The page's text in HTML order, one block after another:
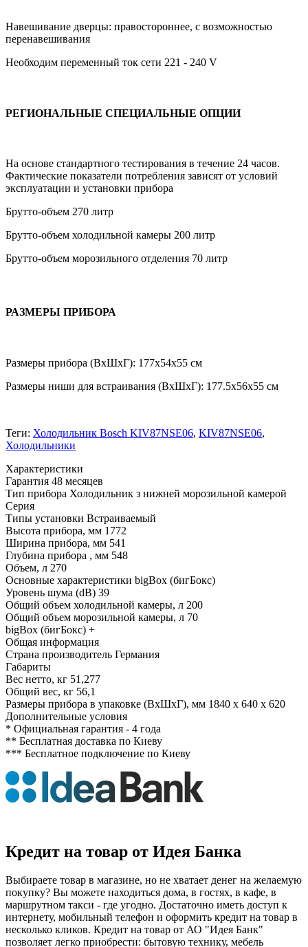
Навешивание дверцы: правостороннее, с возможностью
перенавешивания
Необходим переменный ток сети 221 - 240 V
РЕГИОНАЛЬНЫЕ СПЕЦИАЛЬНЫЕ ОПЦИИ
На основе стандартного тестирования в течение 24 часов.
Фактические показатели потребления зависят от условий
эксплуатации и установки прибора
Брутто-объем 270 литр
Брутто-объем холодильной камеры 200 литр
Брутто-объем морозильного отделения 70 литр
РАЗМЕРЫ ПРИБОРА
Размеры прибора (ВхШхГ): 177x54x55 см
Размеры ниши для встраивания (ВхШхГ): 177.5x56x55 см
Теги: Холодильник Bosch KIV87NSE06, KIV87NSE06,
Холодильники
Xарактеристики
Гарантия 48 месяцев
Тип прибора Холодильник з нижней морозильной камерой
Серия
Типы установки Встраиваемый
Высота прибора, мм 1772
Ширина прибора, мм 541
Глубина прибора , мм 548
Объем, л 270
Основные характеристики bigBox (бигБокс)
Уровень шума (dB) 39
Общий объем холодильной камеры, л 200
Общий объем морозильной камеры, л 70
bigBox (бигБокс) +
Общая информация
Страна производитель Германия
Габариты
Вес нетто, кг 51,277
Общий вес, кг 56,1
Размеры прибора в упаковке (ВхШхГ), мм 1840 x 640 x 620
Дополнительные условия
* Официальная гарантия - 4 года
** Бесплатная доставка по Киеву
*** Бесплатное подключение по Киеву
Кредит на товар от Идея Банка
Выбираете товар в магазине, но не хватает денег на желаемую
покупку? Вы можете находиться дома, в гостях, в кафе, в
маршрутном такси - где угодно. Достаточно иметь доступ к
интернету, мобильный телефон и оформить кредит на товар в
несколько кликов. Кредит на товар от АО "Идея Банк"
позволяет легко приобрести: бытовую технику, мебель